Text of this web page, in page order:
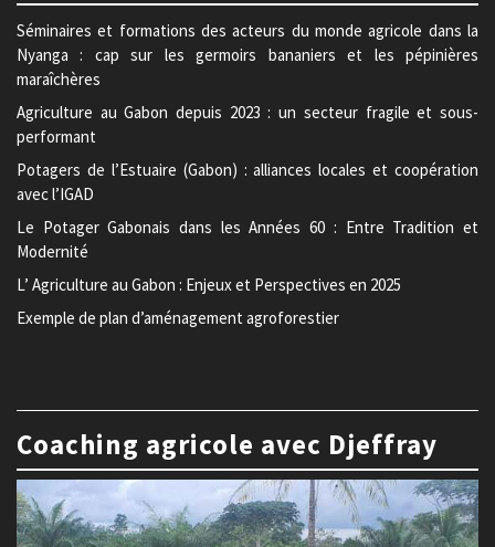
Séminaires et formations des acteurs du monde agricole dans la
Nyanga : cap sur les germoirs bananiers et les pépinières
maraîchères
Agriculture au Gabon depuis 2023 : un secteur fragile et sous-
performant
Potagers de l’Estuaire (Gabon) : alliances locales et coopération
avec l’IGAD
Le Potager Gabonais dans les Années 60 : Entre Tradition et
Modernité
L’ Agriculture au Gabon : Enjeux et Perspectives en 2025
Exemple de plan d’aménagement agroforestier
Coaching agricole avec Djeffray